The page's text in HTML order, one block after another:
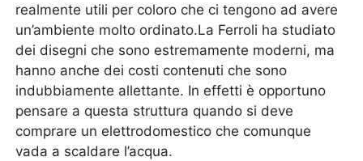
realmente utili per coloro che ci tengono ad avere
un’ambiente molto ordinato.La Ferroli ha studiato
dei disegni che sono estremamente moderni, ma
hanno anche dei costi contenuti che sono
indubbiamente allettante. In effetti è opportuno
pensare a questa struttura quando si deve
comprare un elettrodomestico che comunque
vada a scaldare l’acqua.